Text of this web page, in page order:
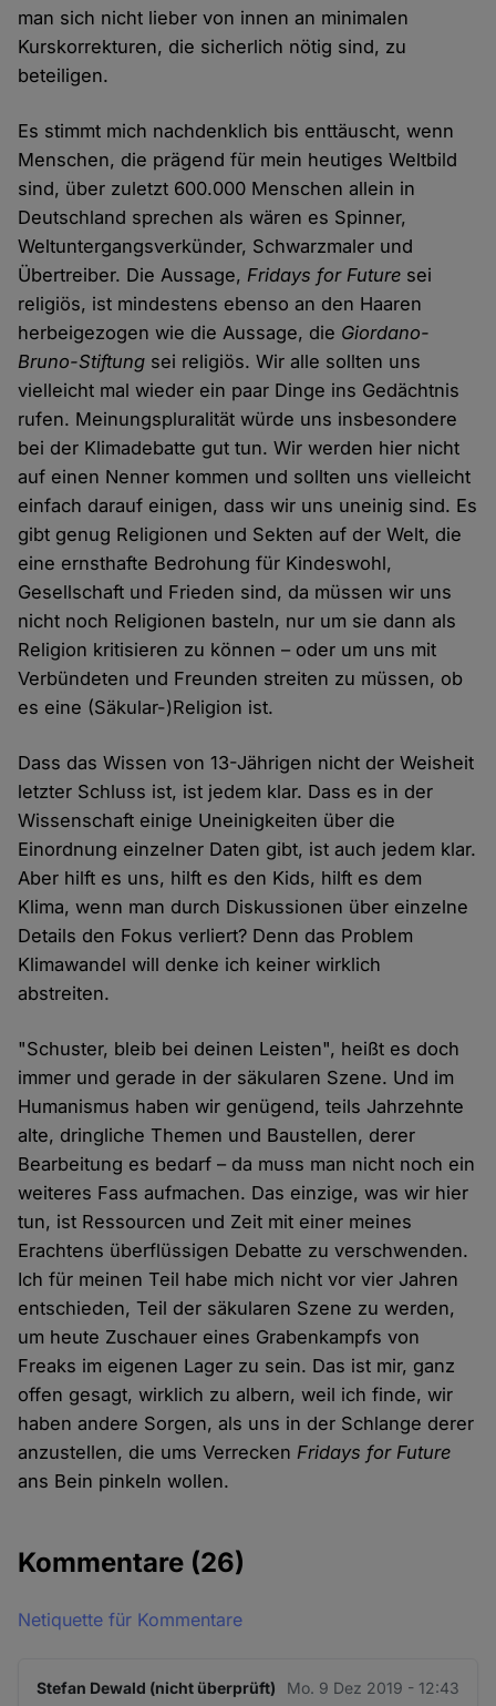
man sich nicht lieber von innen an minimalen
Kurskorrekturen, die sicherlich nötig sind, zu
beteiligen.
Es stimmt mich nachdenklich bis enttäuscht, wenn
Menschen, die prägend für mein heutiges Weltbild
sind, über zuletzt 600.000 Menschen allein in
Deutschland sprechen als wären es Spinner,
Weltuntergangsverkünder, Schwarzmaler und
Übertreiber. Die Aussage,Fridays for Future sei
religiös, ist mindestens ebenso an den Haaren
herbeigezogen wie die Aussage, die Giordano-
Bruno-Stiftung sei religiös. Wir alle sollten uns
vielleicht mal wieder ein paar Dinge ins Gedächtnis
rufen. Meinungspluralität würde uns insbesondere
bei der Klimadebatte gut tun. Wir werden hier nicht
auf einen Nenner kommen und sollten uns vielleicht
einfach darauf einigen, dass wir uns uneinig sind. Es
gibt genug Religionen und Sekten auf der Welt, die
eine ernsthafte Bedrohung für Kindeswohl,
Gesellschaft und Frieden sind, da müssen wir uns
nicht noch Religionen basteln, nur um sie dann als
Religion kritisieren zu können – oder um uns mit
Verbündeten und Freunden streiten zu müssen, ob
es eine (Säkular-)Religion ist.
Dass das Wissen von 13-Jährigen nicht der Weisheit
letzter Schluss ist, ist jedem klar. Dass es in der
Wissenschaft einige Uneinigkeiten über die
Einordnung einzelner Daten gibt, ist auch jedem klar.
Aber hilft es uns, hilft es den Kids, hilft es dem
Klima, wenn man durch Diskussionen über einzelne
Details den Fokus verliert? Denn das Problem
Klimawandel will denke ich keiner wirklich
abstreiten.
"Schuster, bleib bei deinen Leisten", heißt es doch
immer und gerade in der säkularen Szene. Und im
Humanismus haben wir genügend, teils Jahrzehnte
alte, dringliche Themen und Baustellen, derer
Bearbeitung es bedarf – da muss man nicht noch ein
weiteres Fass aufmachen. Das einzige, was wir hier
tun, ist Ressourcen und Zeit mit einer meines
Erachtens überflüssigen Debatte zu verschwenden.
Ich für meinen Teil habe mich nicht vor vier Jahren
entschieden, Teil der säkularen Szene zu werden,
um heute Zuschauer eines Grabenkampfs von
Freaks im eigenen Lager zu sein. Das ist mir, ganz
offen gesagt, wirklich zu albern, weil ich finde, wir
haben andere Sorgen, als uns in der Schlange derer
anzustellen, die ums VerreckenFridays for Future
ans Bein pinkeln wollen.
Kommentare (26)
Netiquette für Kommentare
Stefan Dewald (nicht überprüft) Mo. 9 Dez 2019 - 12:43